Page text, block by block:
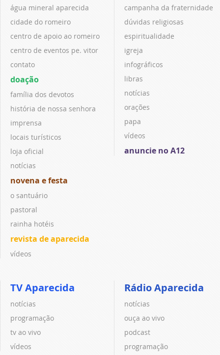
água mineral aparecida
cidade do romeiro
centro de apoio ao romeiro
centro de eventos pe. vitor
contato
doação
família dos devotos
história de nossa senhora
imprensa
locais turísticos
loja oficial
notícias
novena e festa
o santuário
pastoral
rainha hotéis
revista de aparecida
vídeos
campanha da fraternidade
dúvidas religiosas
espiritualidade
igreja
infográficos
libras
notícias
orações
papa
vídeos
anuncie no A12
TV Aparecida
notícias
programação
tv ao vivo
vídeos
Rádio Aparecida
notícias
ouça ao vivo
podcast
programação